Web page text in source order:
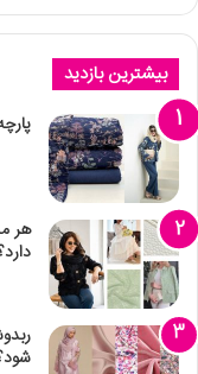
بیشترین بازدید
هر